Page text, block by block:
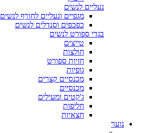
נעליים לנשים
מגפיים ונעליים לחורף לנשים
כפכפים וסנדלים לנשים
בגדי ספורט לנשים
טייצים
חולצות
חזיות ספורט
גופיות
מכנסיים קצרים
מכנסיים
ג'קטים ומעילים
חליפות
חצאיות
נוער